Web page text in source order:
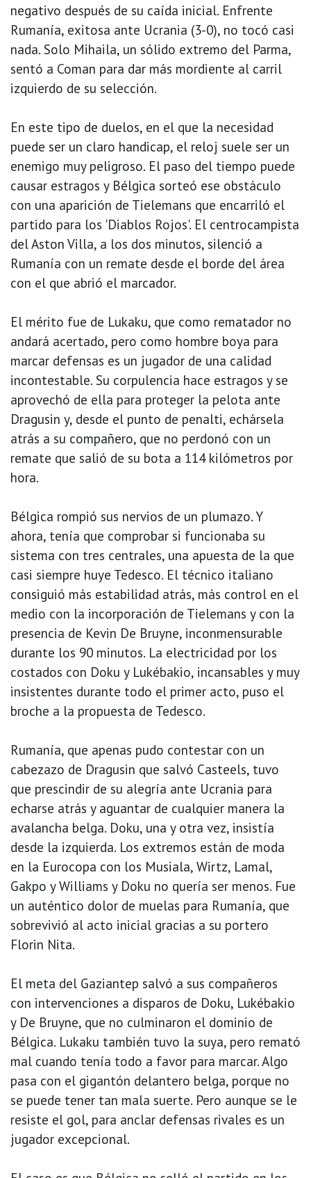
negativo después de su caída inicial. Enfrente
Rumanía, exitosa ante Ucrania (3-0), no tocó casi
nada. Solo Mihaila, un sólido extremo del Parma,
sentó a Coman para dar más mordiente al carril
izquierdo de su selección.
En este tipo de duelos, en el que la necesidad
puede ser un claro handicap, el reloj suele ser un
enemigo muy peligroso. El paso del tiempo puede
causar estragos y Bélgica sorteó ese obstáculo
con una aparición de Tielemans que encarriló el
partido para los 'Diablos Rojos'. El centrocampista
del Aston Villa, a los dos minutos, silenció a
Rumanía con un remate desde el borde del área
con el que abrió el marcador.
El mérito fue de Lukaku, que como rematador no
andará acertado, pero como hombre boya para
marcar defensas es un jugador de una calidad
incontestable. Su corpulencia hace estragos y se
aprovechó de ella para proteger la pelota ante
Dragusin y, desde el punto de penalti, echársela
atrás a su compañero, que no perdonó con un
remate que salió de su bota a 114 kilómetros por
hora.
Bélgica rompió sus nervios de un plumazo. Y
ahora, tenía que comprobar si funcionaba su
sistema con tres centrales, una apuesta de la que
casi siempre huye Tedesco. El técnico italiano
consiguió más estabilidad atrás, más control en el
medio con la incorporación de Tielemans y con la
presencia de Kevin De Bruyne, inconmensurable
durante los 90 minutos. La electricidad por los
costados con Doku y Lukébakio, incansables y muy
insistentes durante todo el primer acto, puso el
broche a la propuesta de Tedesco.
Rumanía, que apenas pudo contestar con un
cabezazo de Dragusin que salvó Casteels, tuvo
que prescindir de su alegría ante Ucrania para
echarse atrás y aguantar de cualquier manera la
avalancha belga. Doku, una y otra vez, insistía
desde la izquierda. Los extremos están de moda
en la Eurocopa con los Musiala, Wirtz, Lamal,
Gakpo y Williams y Doku no quería ser menos. Fue
un auténtico dolor de muelas para Rumanía, que
sobrevivió al acto inicial gracias a su portero
Florin Nita.
El meta del Gaziantep salvó a sus compañeros
con intervenciones a disparos de Doku, Lukébakio
y De Bruyne, que no culminaron el dominio de
Bélgica. Lukaku también tuvo la suya, pero remató
mal cuando tenía todo a favor para marcar. Algo
pasa con el gigantón delantero belga, porque no
se puede tener tan mala suerte. Pero aunque se le
resiste el gol, para anclar defensas rivales es un
jugador excepcional.